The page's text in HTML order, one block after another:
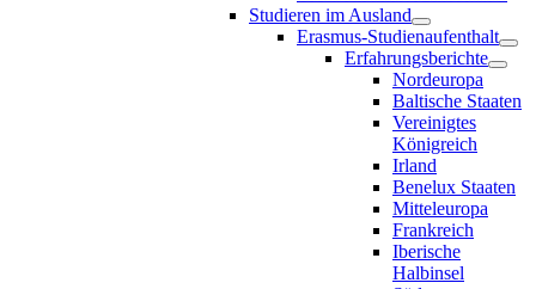
Studieren im Ausland
Erasmus-Studienaufenthalt
Erfahrungsberichte
Nordeuropa
Baltische Staaten
Vereinigtes
Königreich
Irland
Benelux Staaten
Mitteleuropa
Frankreich
Iberische
Halbinsel